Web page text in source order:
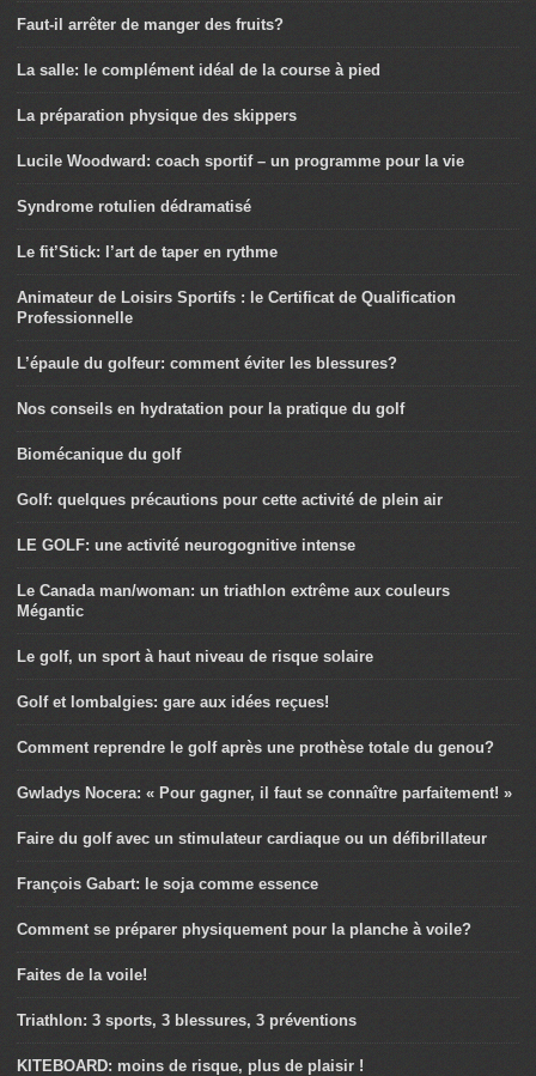
Faut-il arrêter de manger des fruits?
La salle: le complément idéal de la course à pied
La préparation physique des skippers
Lucile Woodward: coach sportif – un programme pour la vie
Syndrome rotulien dédramatisé
Le fit’Stick: l’art de taper en rythme
Animateur de Loisirs Sportifs : le Certificat de Qualification
Professionnelle
L’épaule du golfeur: comment éviter les blessures?
Nos conseils en hydratation pour la pratique du golf
Biomécanique du golf
Golf: quelques précautions pour cette activité de plein air
LE GOLF: une activité neurogognitive intense
Le Canada man/woman: un triathlon extrême aux couleurs
Mégantic
Le golf, un sport à haut niveau de risque solaire
Golf et lombalgies: gare aux idées reçues!
Comment reprendre le golf après une prothèse totale du genou?
Gwladys Nocera: « Pour gagner, il faut se connaître parfaitement! »
Faire du golf avec un stimulateur cardiaque ou un défibrillateur
François Gabart: le soja comme essence
Comment se préparer physiquement pour la planche à voile?
Faites de la voile!
Triathlon: 3 sports, 3 blessures, 3 préventions
KITEBOARD: moins de risque, plus de plaisir !